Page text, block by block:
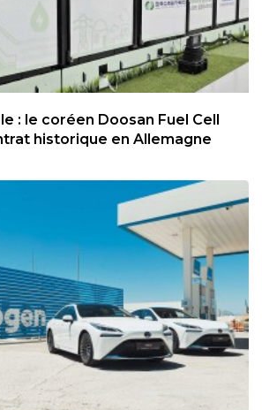
: le coréen Doosan Fuel Cell
historique en Allemagne